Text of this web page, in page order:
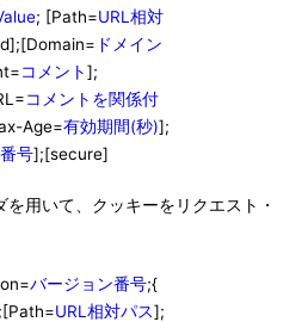
; [Path=URL相対
ドメイン
コメント];
コメントを関係付
Age=有効期間(秒)];
号];[secure]
用いて、クッキーをリクエスト・
バージョン番号;{
URL相対パス];